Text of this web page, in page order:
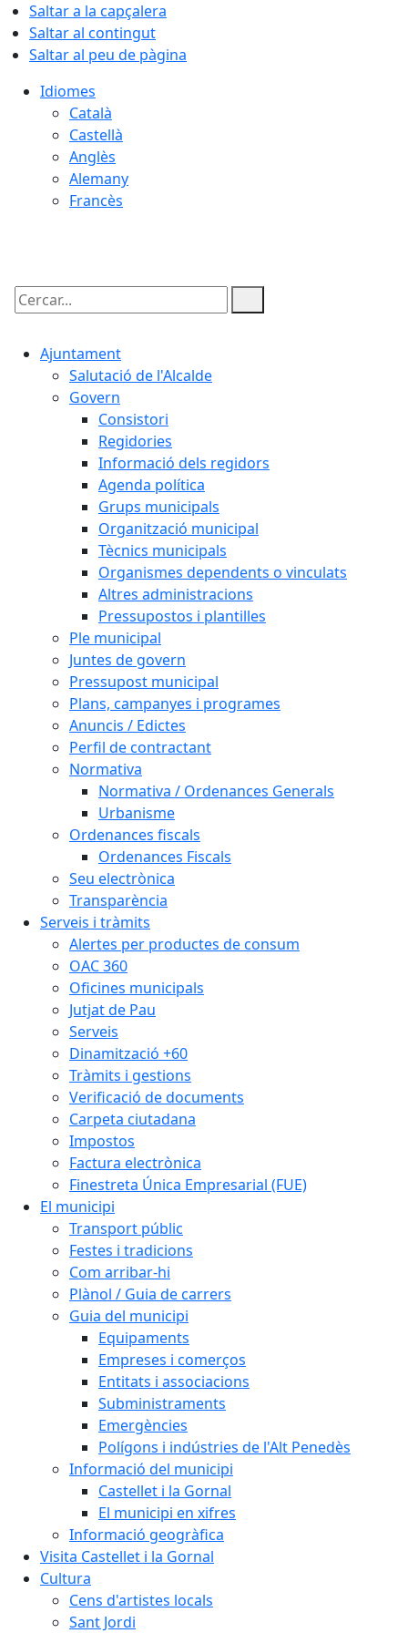
Saltar a la capçalera
Saltar al contingut
Saltar al peu de pàgina
Idiomes
Català
Castellà
Anglès
Alemany
Francès
Cercar:
Ajuntament
Salutació de l'Alcalde
Govern
Consistori
Regidories
Informació dels regidors
Agenda política
Grups municipals
Organització municipal
Tècnics municipals
Organismes dependents o vinculats
Altres administracions
Pressupostos i plantilles
Ple municipal
Juntes de govern
Pressupost municipal
Plans, campanyes i programes
Anuncis / Edictes
Perfil de contractant
Normativa
Normativa / Ordenances Generals
Urbanisme
Ordenances fiscals
Ordenances Fiscals
Seu electrònica
Transparència
Serveis i tràmits
Alertes per productes de consum
OAC 360
Oficines municipals
Jutjat de Pau
Serveis
Dinamització +60
Tràmits i gestions
Verificació de documents
Carpeta ciutadana
Impostos
Factura electrònica
Finestreta Única Empresarial (FUE)
El municipi
Transport públic
Festes i tradicions
Com arribar-hi
Plànol / Guia de carrers
Guia del municipi
Equipaments
Empreses i comerços
Entitats i associacions
Subministraments
Emergències
Polígons i indústries de l'Alt Penedès
Informació del municipi
Castellet i la Gornal
El municipi en xifres
Informació geogràfica
Visita Castellet i la Gornal
Cultura
Cens d'artistes locals
Sant Jordi